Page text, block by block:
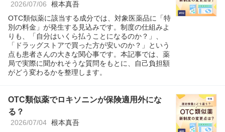
2026/07/06 根本真吾
OTC類似薬に該当する成分では、対象医薬品に「特
別の料金」が発生する見込みです。制度の仕組みよ
りも、「自分はいくら払うことになるのか？」、
「ドラッグストアで買った方が安いのか？」という
点も患者さんの大きな関心事です。本記事では、薬
局で実際に聞かれそうな質問をもとに、自己負担額
がどう変わるかを整理します。
OTC類似薬でロキソニンが保険適用外にな
る？
2026/07/04 根本真吾